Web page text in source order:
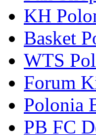
KH
Basket
WTS
Forum
Polonia
PB FC